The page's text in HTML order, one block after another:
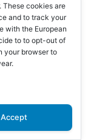
These cookies are
and to track your
with the European
to to opt-out of
your browser to
Accept